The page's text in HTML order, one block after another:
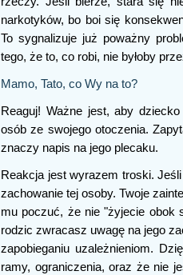
narkotyków, bo boi się
To sygnalizuje już poważny
tego, że to, co robi, nie byłoby
Mamo, Tato, co Wy na to?
Reaguj! Ważne jest, aby
osób ze swojego otoczenia.
znaczy napis na jego plecaku.
Reakcja jest wyrazem troski.
zachowanie tej osoby. Twoje
mu poczuć, że nie "żyjecie obok
rodzic zwracasz uwagę na jego
zapobieganiu uzależnieniom.
ramy, ograniczenia, oraz że nie